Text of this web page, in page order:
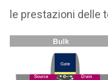
le prestazioni delle